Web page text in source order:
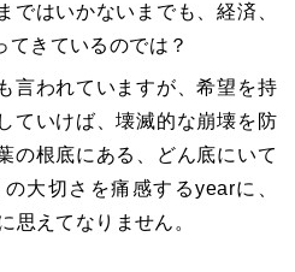
ではいかないまでも、経済、
てきているのでは？
言われていますが、希望を持
ていけば、壊滅的な崩壊を防
の根底にある、どん底にいて
大切さを痛感するyearに、
思えてなりません。